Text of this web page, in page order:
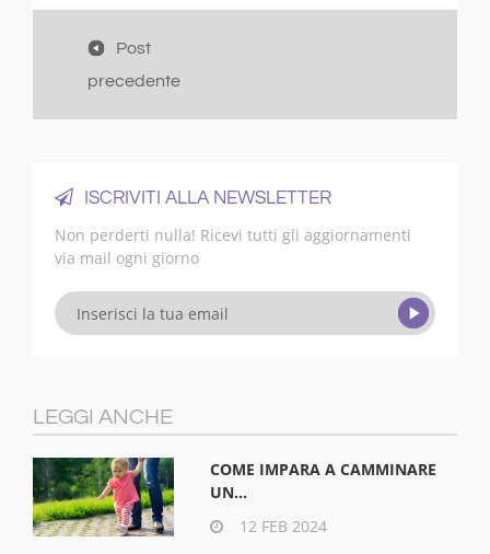
Post
precedente
ISCRIVITI ALLA NEWSLETTER
Non perderti nulla! Ricevi tutti gli aggiornamenti
via mail ogni giorno
LEGGI ANCHE
COME IMPARA A CAMMINARE
UN...
12 FEB 2024